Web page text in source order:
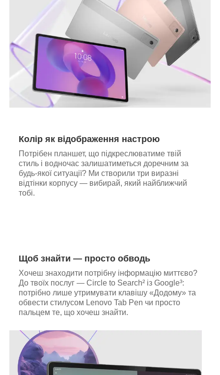
Колір як відображення настрою
Потрібен планшет, що підкреслюватиме твій
стиль і водночас залишатиметься доречним за
будь-якої ситуації? Ми створили три виразні
відтінки корпусу — вибирай, який найближчий
тобі.
Щоб знайти — просто обводь
Хочеш знаходити потрібну інформацію миттєво?
До твоїх послуг — Circle to Search² із Google³:
потрібно лише утримувати клавішу «Додому» та
обвести стилусом Lenovo Tab Pen чи просто
пальцем те, що хочеш знайти.